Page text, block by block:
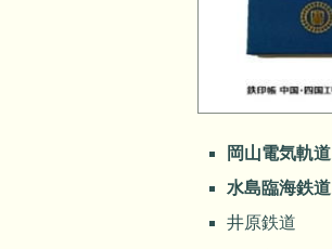
岡山電気軌道
水島臨海鉄道
井原鉄道